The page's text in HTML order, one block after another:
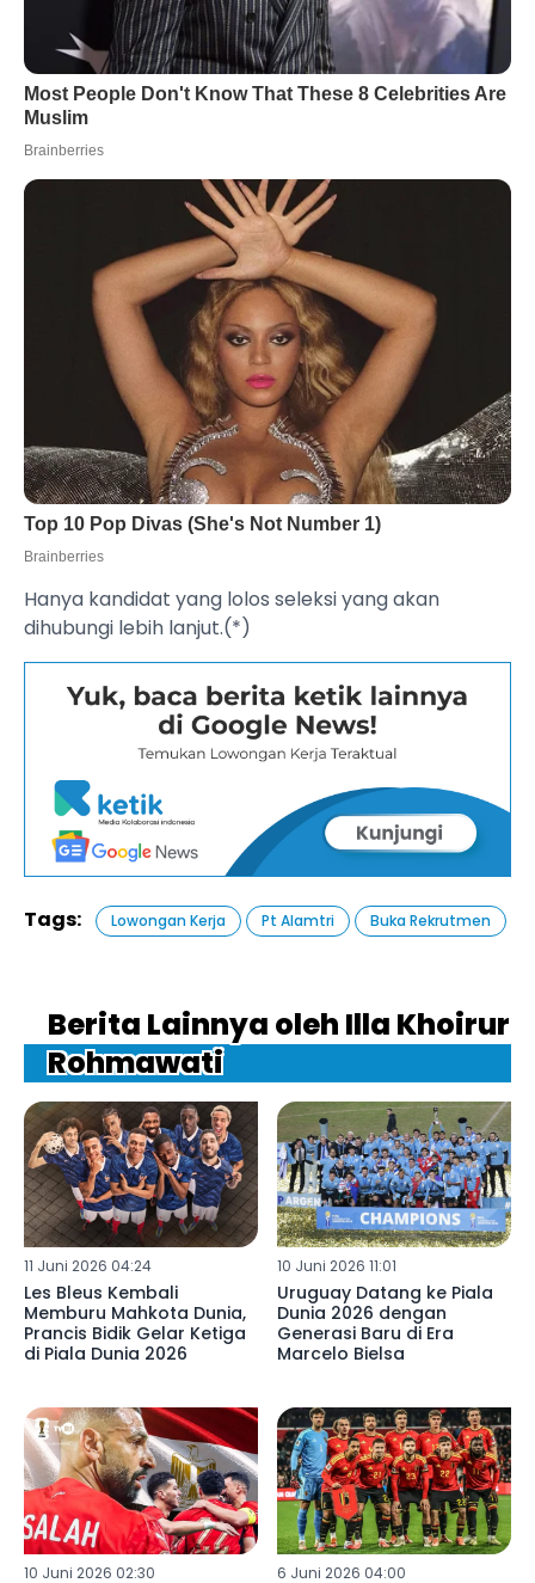
Hanya kandidat yang lolos seleksi yang akan
dihubungi lebih lanjut.(*)
Tags: Lowongan Kerja Pt Alamtri Buka Rekrutmen
Berita Lainnya oleh Illa Khoirur
Rohmawati
11 Juni 2026 04:24
Les Bleus Kembali
Memburu Mahkota Dunia,
Prancis Bidik Gelar Ketiga
di Piala Dunia 2026
10 Juni 2026 11:01
Uruguay Datang ke Piala
Dunia 2026 dengan
Generasi Baru di Era
Marcelo Bielsa
10 Juni 2026 02:30 6 Juni 2026 04:00